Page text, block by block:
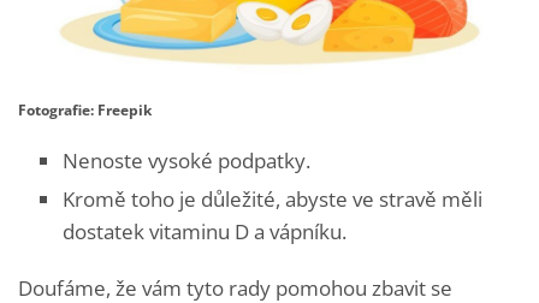
Fotografie: Freepik
Nenoste vysoké podpatky.
Kromě toho je důležité, abyste ve stravě měli
dostatek vitaminu D a vápníku.
Doufáme, že vám tyto rady pomohou zbavit se